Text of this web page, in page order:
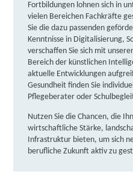
weitere
Lernstudio Barbarossa /
GmbH | Sutelstraße 72,
weitere
30179 Hannover
weitere
its digital akademie
Fortbildungen lohnen sich in
vielen Bereichen Fachkräfte
Sie die dazu passenden
Kenntnisse in Digitalisierung,
verschaffen Sie sich mit
Bereich der künstlichen
aktuelle Entwicklungen
Gesundheit finden Sie
Pflegeberater oder
Nutzen Sie die Chancen, die
wirtschaftliche Stärke,
Infrastruktur bieten, um sich
berufliche Zukunft aktiv zu